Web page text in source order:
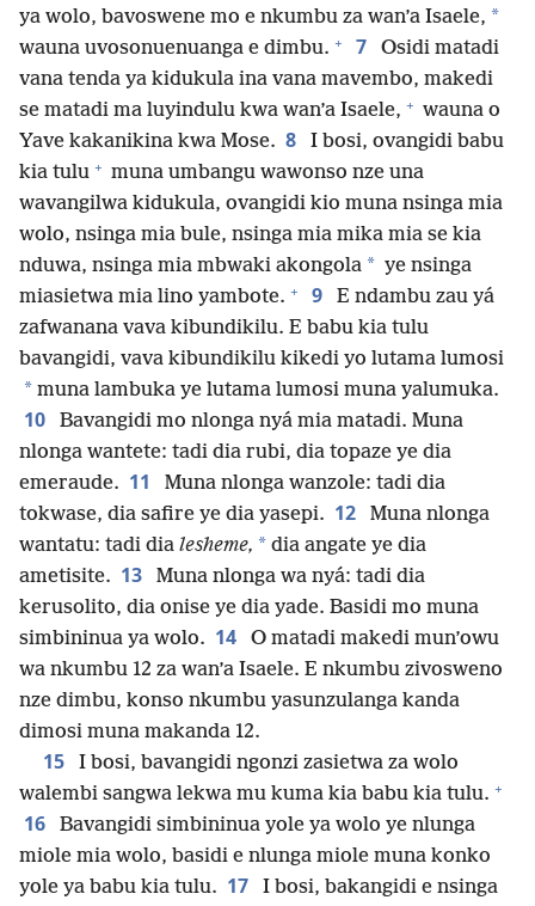
ya wolo, bavoswene mo e nkumbu za wan’a Isaele, *
wauna uvosonuenuanga e dimbu. + 7
Osidi matadi
vana tenda ya kidukula ina vana mavembo, makedi
se matadi ma luyindulu kwa wan’a Isaele, + wauna o
Yave kakanikina kwa Mose. 8
I bosi, ovangidi babu
kia tulu + muna umbangu wawonso nze una
wavangilwa kidukula, ovangidi kio muna nsinga mia
wolo, nsinga mia bule, nsinga mia mika mia se kia
nduwa, nsinga mia mbwaki akongola * ye nsinga
miasietwa mia lino yambote. + 9
E ndambu zau yá
zafwanana vava kibundikilu. E babu kia tulu
bavangidi, vava kibundikilu kikedi yo lutama lumosi
* muna lambuka ye lutama lumosi muna yalumuka.
10
Bavangidi mo nlonga nyá mia matadi. Muna
nlonga wantete: tadi dia rubi, dia topaze ye dia
emeraude. 11
Muna nlonga wanzole: tadi dia
tokwase, dia safire ye dia yasepi. 12
Muna nlonga
wantatu: tadi dia lesheme, * dia angate ye dia
ametisite. 13
Muna nlonga wa nyá: tadi dia
kerusolito, dia onise ye dia yade. Basidi mo muna
simbininua ya wolo. 14
O matadi makedi mun’owu
wa nkumbu 12 za wan’a Isaele. E nkumbu zivosweno
nze dimbu, konso nkumbu yasunzulanga kanda
dimosi muna makanda 12.
15
I bosi, bavangidi ngonzi zasietwa za wolo
walembi sangwa lekwa mu kuma kia babu kia tulu. +
16
Bavangidi simbininua yole ya wolo ye nlunga
miole mia wolo, basidi e nlunga miole muna konko
yole ya babu kia tulu. 17
I bosi, bakangidi e nsinga